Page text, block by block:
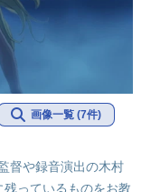
画像一覧 (7件)
督や録音演出の木村
っているものをお教